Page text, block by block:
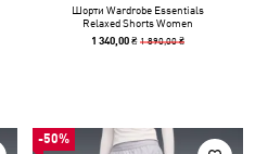
Шорти Wardrobe Essentials
Relaxed Shorts Women
1 340,00 ₴1 890,00 ₴
-50%